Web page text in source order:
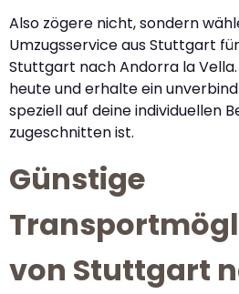
Also zögere nicht, sondern
Umzugsservice aus Stuttgart
Stuttgart nach Andorra la
heute und erhalte ein
speziell auf deine individuellen
zugeschnitten ist.
Günstige
von Stuttgart